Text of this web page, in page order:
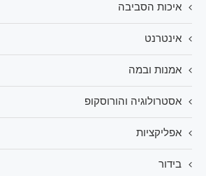
איכות הסביבה
אינטרנט
אמנות ובמה
אסטרולוגיה והורוסקופ
אפליקציות
בידור